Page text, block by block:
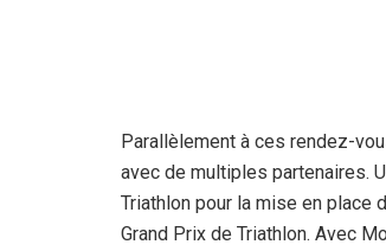
Parallèlement à ces rendez-
avec de multiples partenaires.
Triathlon pour la mise en place
Grand Prix de Triathlon. Avec